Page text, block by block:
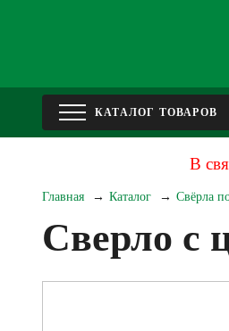
В
Главная Каталог Свёрла
Сверло с